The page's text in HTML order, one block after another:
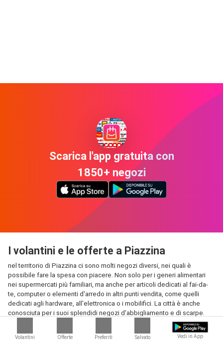
Volantini Offerte Preferiti Salvato Vedi in App
Scarica l'app gratuita con
1850+ negozi
I volantini e le offerte a Piazzina
nel territorio di Piazzina ci sono molti negozi diversi, nei quali è
possibile fare la spesa con piacere. Non solo per i generi alimentari
nei supermercati più familiari, ma anche per articoli dedicati al fai-da-
te, computer o elementi d'arredo in altri punti vendita, come quelli
dedicati agli hardware, all'elettronica o i mobilifici. La città è anche
conosciuta per i suoi splendidi negozi d'abbigliamento e di scarpe.
Per quanto riguarda moda e calzature, qui troverai sempre prodotti
all'ultima moda, e potrai trarre vantaggio da un gran numero di